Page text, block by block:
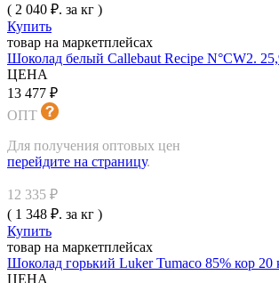
( 2 040 ₽. за кг )
Купить
товар на маркетплейсах
Шоколад белый Callebaut Recipe N°CW2.
ЦЕНА
13 477 ₽
ОПТ
Для получения оптовых цен
перейдите на страницу.
12 335 ₽
( 1 348 ₽. за кг )
Купить
товар на маркетплейсах
Шоколад горький Luker Tumaco 85% кор 20
ЦЕНА